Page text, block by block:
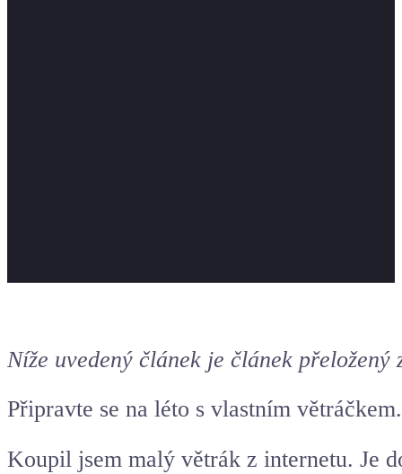
Níže uvedený článek je článek přeložený
Připravte se na léto s vlastním větráčkem.
Koupil jsem malý větrák z internetu. Je